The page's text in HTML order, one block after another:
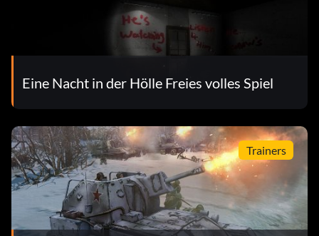
Eine Nacht in der Hölle Freies volles Spiel
Trainers